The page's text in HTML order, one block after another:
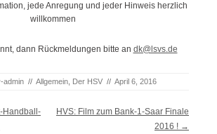
jede Anregung und jeder Hinweis herzlich
willkommen
dann Rückmeldungen bitte an dk@lsvs.de
admin // Allgemein, Der HSV // April 6, 2016
Handball-
HVS: Film zum Bank-1-Saar Finale
2016 ! →